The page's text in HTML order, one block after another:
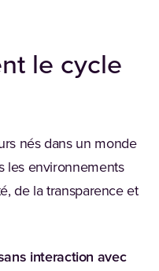
le cycle
nés dans un monde
les environnements
de la transparence et
interaction avec